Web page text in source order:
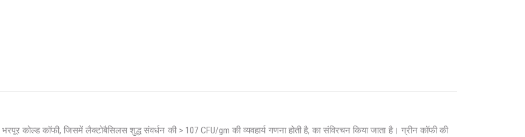
कोल्ड कॉफी, जिसमें लैक्टोबैसिलस शुद्ध संवर्धन की > 107 CFU/gm की व्यवहार्य गणना होती है, का संविरचन किया जाता है। ग्रीन कॉफी की